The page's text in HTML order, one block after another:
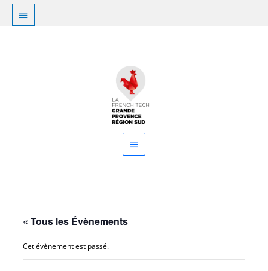
Aller
contenu
Au
dessus
principal
« Tous les Évènements
Cet évènement est passé.